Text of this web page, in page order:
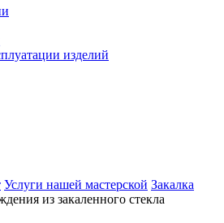
изделий
Услуги нашей мастерской Закалка
из закаленного стекла